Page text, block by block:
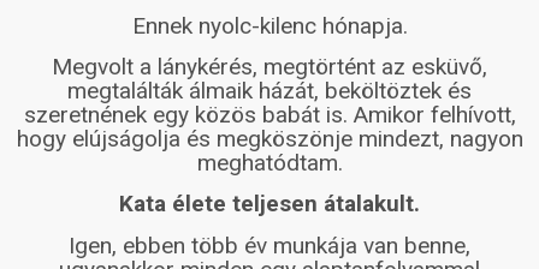
Ennek nyolc-kilenc hónapja.
Megvolt a lánykérés, megtörtént az esküvő,
megtalálták álmaik házát, beköltöztek és
szeretnének egy közös babát is. Amikor felhívott,
hogy elújságolja és megköszönje mindezt, nagyon
meghatódtam.
Kata élete teljesen átalakult.
Igen, ebben több év munkája van benne,